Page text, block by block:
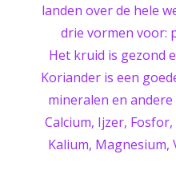
landen over de hele
drie vormen voor:
Het kruid is gezond
Koriander is een
mineralen en
Calcium, Ijzer,
Kalium, Magnesium,